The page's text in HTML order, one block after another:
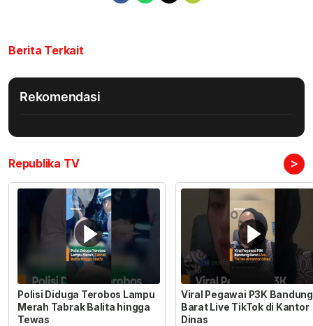
Berita Terkait
Rekomendasi
Republika TV >
Polisi Diduga Terobos Lampu
Merah Tabrak Balita hingga
Tewas
Viral Pegawai P3K Bandung
Barat Live TikTok di Kantor
Dinas